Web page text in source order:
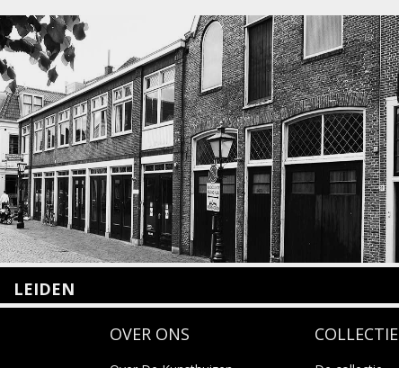
LEIDEN
OVER ONS COLLECTIE